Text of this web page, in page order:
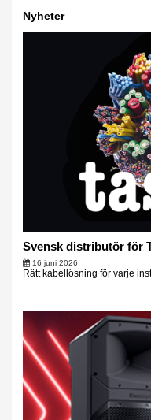
Nyheter
Svensk distributör för
16 juni 2026
Rätt kabellösning för varje